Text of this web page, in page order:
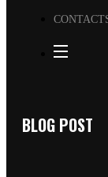
BLOG POST